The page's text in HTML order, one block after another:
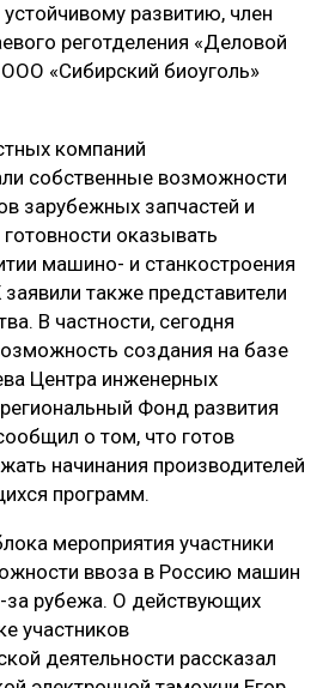
развитию, член
реготделения «Деловой
«Сибирский биоуголь»
компаний
собственные возможности
зарубежных запчастей и
оказывать
машино- и станкостроения
также представители
В частности, сегодня
создания на базе
Центра инженерных
Фонд развития
о том, что готов
начинания производителей
программ.
мероприятия участники
ввоза в Россию машин
за рубежа. О действующих
участников
деятельности рассказал